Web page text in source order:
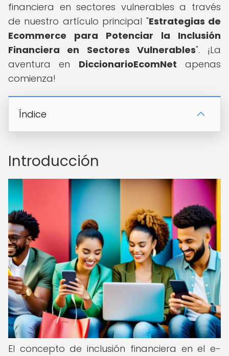
financiera en sectores vulnerables a través
de nuestro artículo principal "Estrategias de
Ecommerce para Potenciar la Inclusión
Financiera en Sectores Vulnerables". ¡La
aventura en DiccionarioEcomNet apenas
comienza!
Índice
Introducción
El concepto de inclusión financiera en el e-